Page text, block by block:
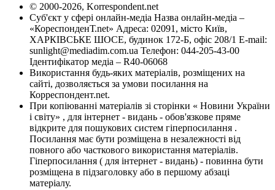
© 2000-2026, Korrespondent.net
Суб'єкт у сфері онлайн-медіа Назва онлайн-медіа –
«КореспонденТ.net» Адреса: 02091, місто Київ,
ХАРКІВСЬКЕ ШОСЕ, будинок 172-Б, офіс 208/1 E-mail:
sunlight@mediadim.com.ua Телефон: 044-205-43-00
Ідентифікатор медіа – R40-06068
Використання будь-яких матеріалів, розміщених на
сайті, дозволяється за умови посилання на
Корреспондент.net.
При копіюванні матеріалів зі сторінки « Новини України
і світу» , для інтернет - видань - обов'язкове пряме
відкрите для пошукових систем гіперпосилання .
Посилання має бути розміщена в незалежності від
повного або часткового використання матеріалів.
Гіперпосилання ( для інтернет - видань) - повинна бути
розміщена в підзаголовку або в першому абзаці
матеріалу.